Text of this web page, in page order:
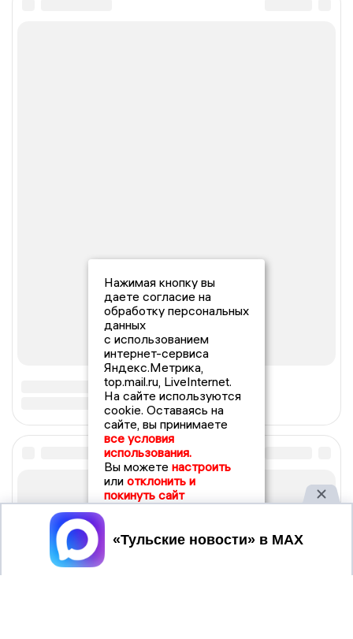
Нажимая кнопку вы
даете согласие на
обработку персональных
данных
с использованием
интернет-сервиса
Яндекс.Метрика,
top.mail.ru, LiveInternet.
На сайте используются
cookie. Оставаясь на
сайте, вы принимаете
все условия
использования.
Вы можете настроить
или отклонить и
покинуть сайт
Принять